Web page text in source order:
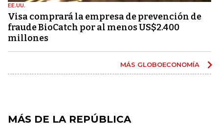
EE.UU.
Visa comprará la empresa de prevención de
fraude BioCatch por al menos US$2.400
millones
MÁS GLOBOECONOMÍA
MÁS DE LA REPÚBLICA